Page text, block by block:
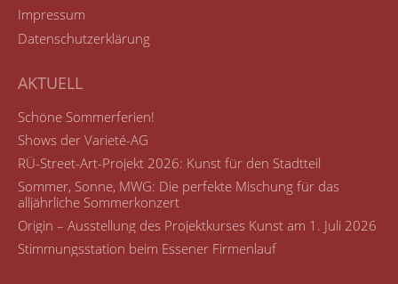
Impressum
Datenschutzerklärung
AKTUELL
Schöne Sommerferien!
Shows der Varieté-AG
RÜ-Street-Art-Projekt 2026: Kunst für den Stadtteil
Sommer, Sonne, MWG: Die perfekte Mischung für das
alljährliche Sommerkonzert
Origin – Ausstellung des Projektkurses Kunst am 1. Juli 2026
Stimmungsstation beim Essener Firmenlauf